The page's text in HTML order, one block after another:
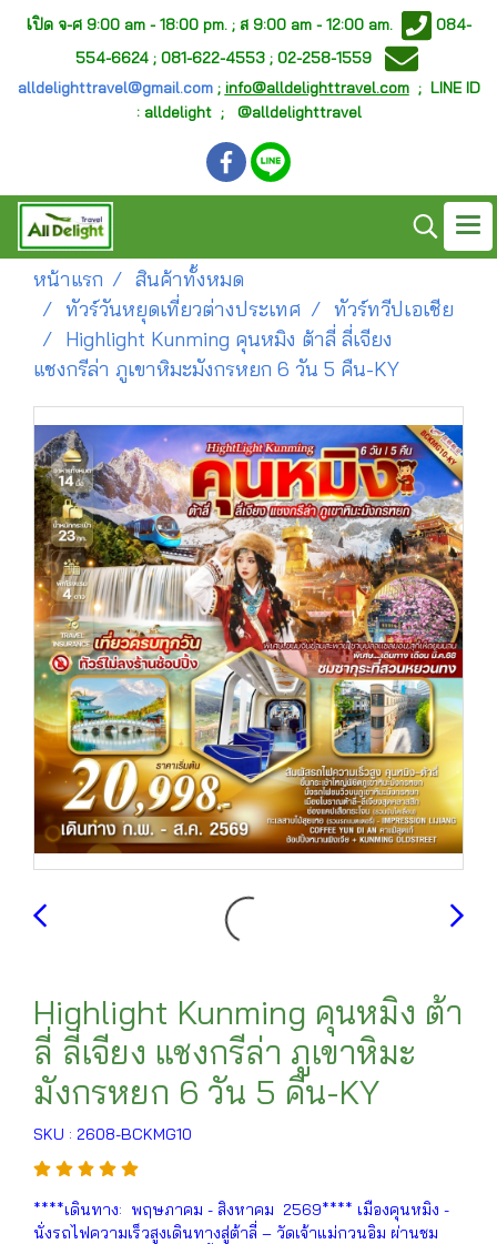
เปิด จ-ศ 9:00 am - 18:00 pm. ; ส 9:00 am - 12:00 am.
084-
554-6624 ; 081-622-4553 ; 02-258-1559
alldelighttravel@gmail.com; info@alldelighttravel.com; LINE ID
: alldelight ; @alldelighttravel
หน้าแรก
สินค้าทั้งหมด
ทัวร์วันหยุดเที่ยวต่างประเทศ
ทัวร์ทวีปเอเชีย
Highlight Kunming คุนหมิง ต้าลี่ ลี่เจียง
แชงกรีล่า ภูเขาหิมะมังกรหยก 6 วัน 5 คืน-KY
Highlight Kunming คุนหมิง ต้า
ลี่ ลี่เจียง แชงกรีล่า ภูเขาหิมะ
มังกรหยก 6 วัน 5 คืน-KY
SKU : 2608-BCKMG10
****เดินทาง: พฤษภาคม - สิงหาคม 2569**** เมืองคุนหมิง -
นั่งรถไฟความเร็วสูงเดินทางสู่ต้าลี่ – วัดเจ้าแม่กวนอิม ผ่านชม